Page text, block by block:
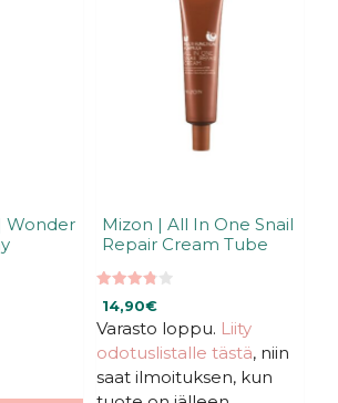
Wonder
Mizon | All In One Snail
Repair Cream Tube
3.79
5:stä
14,90€
Varasto loppu. Liity
odotuslistalle tästä, niin
saat ilmoituksen, kun